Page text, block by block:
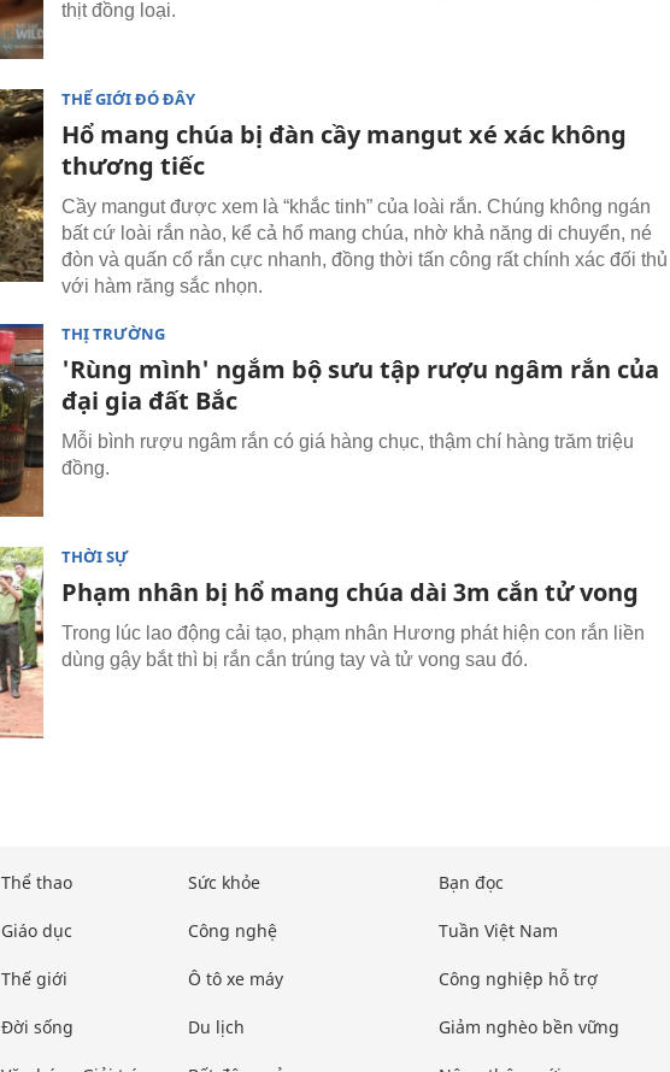
thịt đồng loại.
THẾ GIỚI ĐÓ ĐÂY
Hổ mang chúa bị đàn cầy mangut xé xác không
thương tiếc
Cầy mangut được xem là “khắc tinh” của loài rắn. Chúng không ngán
bất cứ loài rắn nào, kể cả hổ mang chúa, nhờ khả năng di chuyển, né
đòn và quấn cổ rắn cực nhanh, đồng thời tấn công rất chính xác đối thủ
với hàm răng sắc nhọn.
THỊ TRƯỜNG
'Rùng mình' ngắm bộ sưu tập rượu ngâm rắn của
đại gia đất Bắc
Mỗi bình rượu ngâm rắn có giá hàng chục, thậm chí hàng trăm triệu
đồng.
THỜI SỰ
Phạm nhân bị hổ mang chúa dài 3m cắn tử vong
Trong lúc lao động cải tạo, phạm nhân Hương phát hiện con rắn liền
dùng gậy bắt thì bị rắn cắn trúng tay và tử vong sau đó.
Thể thao
Giáo dục
Thế giới
Đời sống
Sức khỏe
Công nghệ
Ô tô xe máy
Du lịch
Bạn đọc
Tuần Việt Nam
Công nghiệp hỗ trợ
Giảm nghèo bền vững